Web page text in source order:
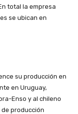
total la empresa
se ubican en
su producción en
en Uruguay,
Enso y al chileno
producción